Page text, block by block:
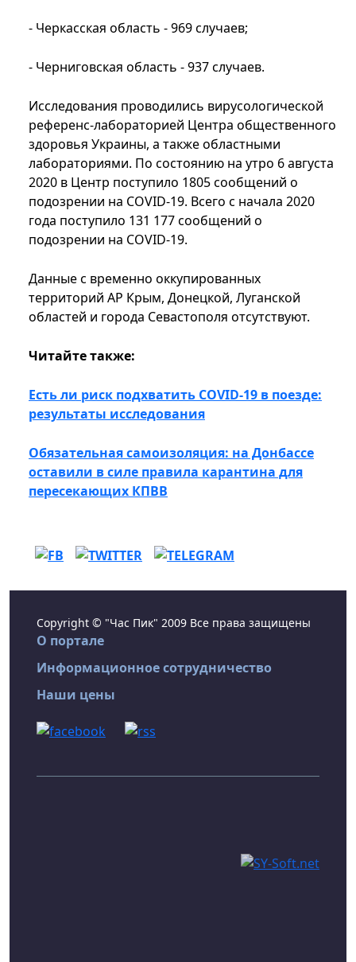
- Черкасская область - 969 случаев;
- Черниговская область - 937 случаев.
Исследования проводились вирусологической
референс-лабораторией Центра общественного
здоровья Украины, а также областными
лабораториями. По состоянию на утро 6 августа
2020 в Центр поступило 1805 сообщений о
подозрении на COVID-19. Всего с начала 2020
года поступило 131 177 сообщений о
подозрении на COVID-19.
Данные с временно оккупированных
территорий АР Крым, Донецкой, Луганской
областей и города Севастополя отсутствуют.
Читайте также:
Есть ли риск подхватить COVID-19 в поезде:
результаты исследования
Обязательная самоизоляция: на Донбассе
оставили в силе правила карантина для
пересекающих КПВВ
Copyright © "Час Пик" 2009 Все права защищены
О портале
Информационное сотрудничество
Наши цены